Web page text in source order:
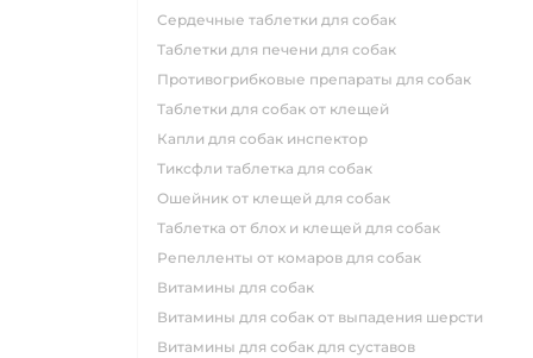
сердечные таблетки для собак
таблетки для печени для собак
противогрибковые препараты для собак
таблетки для собак от клещей
капли для собак инспектор
тиксфли таблетка для собак
ошейник от клещей для собак
таблетка от блох и клещей для собак
репелленты от комаров для собак
витамины для собак
витамины для собак от выпадения шерсти
витамины для собак для суставов